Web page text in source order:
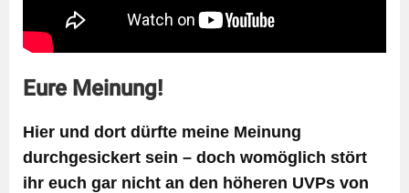
Eure Meinung!
Hier und dort dürfte meine Meinung
durchgesickert sein – doch womöglich stört
ihr euch gar nicht an den höheren UVPs von